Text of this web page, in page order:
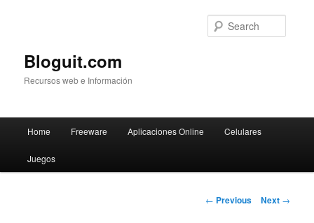
Bloguit.com
Recursos web e Información
Skip
to
Home Freeware Aplicaciones Online Celulares
Juegos
Post
← Previous Next →